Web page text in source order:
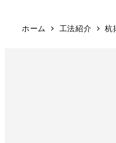
ホーム 工法紹介 杭